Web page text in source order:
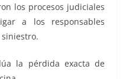
los procesos judiciales
a los responsables
la pérdida exacta de